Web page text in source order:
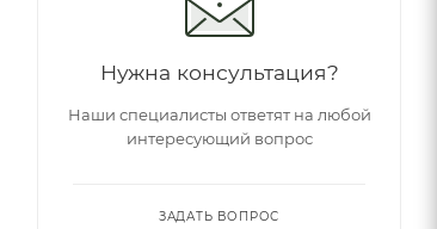
Нужна консультация?
Наши специалисты ответят на любой
интересующий вопрос
ЗАДАТЬ ВОПРОС